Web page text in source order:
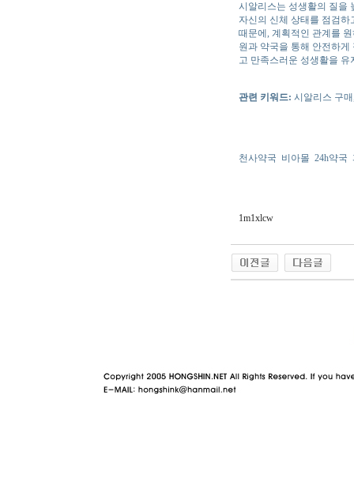
시알리스는 성생활의 질을
자신의 신체 상태를 점검
때문에, 계획적인 관계를
원과 약국을 통해 안전하
고 만족스러운 성생활을 유
관련 키워드: 시알리스 구
천사약국 비아몰 24h약국
1m1xlcw